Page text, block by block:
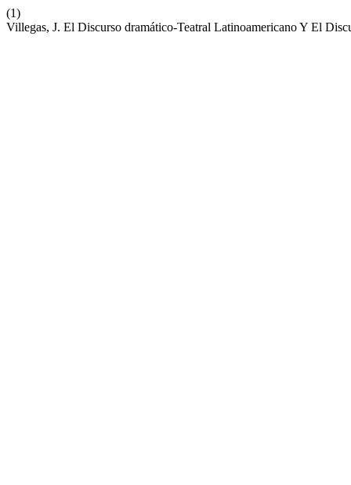
(1)
Villegas, J. El Discurso dramático-Teatral Latinoamericano Y El